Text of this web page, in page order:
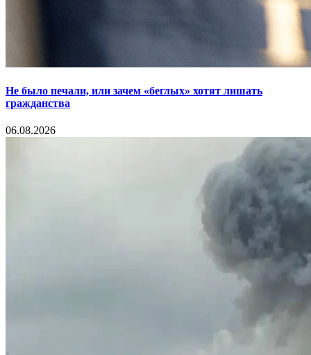
Не было печали, или зачем «беглых» хотят лишать
гражданства
06.08.2026